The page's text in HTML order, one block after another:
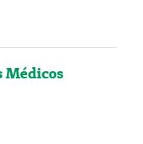
Médicos